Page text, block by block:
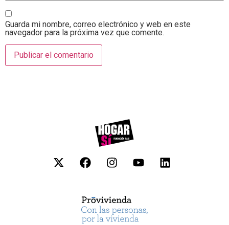
Guarda mi nombre, correo electrónico y web en este
navegador para la próxima vez que comente.